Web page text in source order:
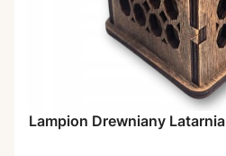
Lampion Drewniany Latarnia